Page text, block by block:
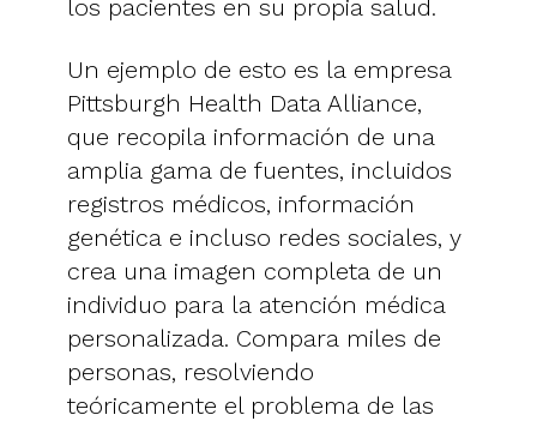
los pacientes en su propia salud.
Un ejemplo de esto es la empresa
Pittsburgh Health Data Alliance,
que recopila información de una
amplia gama de fuentes, incluidos
registros médicos, información
genética e incluso redes sociales, y
crea una imagen completa de un
individuo para la atención médica
personalizada. Compara miles de
personas, resolviendo
teóricamente el problema de las